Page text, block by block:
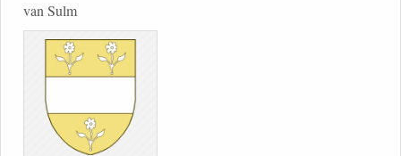
van Sulm